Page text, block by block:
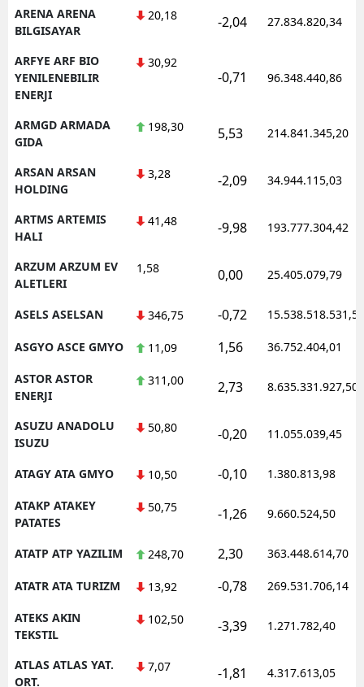
ARENA ARENA
BILGISAYAR
20,18 -2,04 27.834.820,34
ARFYE ARF BIO
YENILENEBILIR
ENERJI
30,92
-0,71 96.348.440,86
ARMGD ARMADA
GIDA
198,30 5,53 214.841.345,20
ARSAN ARSAN
HOLDING
3,28 -2,09 34.944.115,03
ARTMS ARTEMIS
HALI
41,48 -9,98 193.777.304,42
ARZUM ARZUM EV
ALETLERI
1,58 0,00 25.405.079,79
ASELS ASELSAN 346,75 -0,72 15.538.518.531,50
ASGYO ASCE GMYO 11,09 1,56 36.752.404,01
ASTOR ASTOR
ENERJI
311,00 2,73 8.635.331.927,50
ASUZU ANADOLU
ISUZU
50,80 -0,20 11.055.039,45
ATAGY ATA GMYO 10,50 -0,10 1.380.813,98
ATAKP ATAKEY
PATATES
50,75 -1,26 9.660.524,50
ATATP ATP YAZILIM 248,70 2,30 363.448.614,70
ATATR ATA TURIZM 13,92 -0,78 269.531.706,14
ATEKS AKIN
TEKSTIL
102,50 -3,39 1.271.782,40
ATLAS ATLAS YAT.
ORT.
7,07 -1,81 4.317.613,05